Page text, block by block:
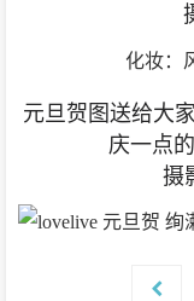
化妆：
元旦贺图送给大
庆一点
摄